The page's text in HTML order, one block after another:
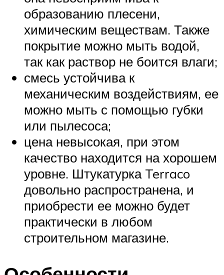
образованию плесени,
химическим веществам. Также
покрытие можно мыть водой,
так как раствор не боится влаги;
смесь устойчива к
механическим воздействиям, ее
можно мыть с помощью губки
или пылесоса;
цена невысокая, при этом
качество находится на хорошем
уровне. Штукатурка Terraco
довольно распространена, и
приобрести ее можно будет
практически в любом
строительном магазине.